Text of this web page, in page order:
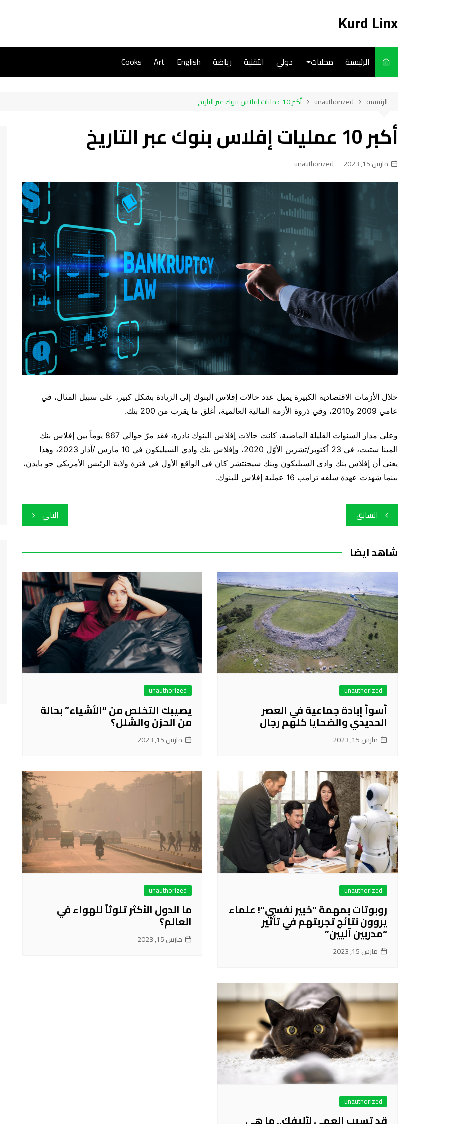
Kurd Linx
الرئيسية محليات
Cooks
دولي التقنية رياضة English
Art
Cooks
الرئيسية unauthorized أكبر 10 عمليات إفلاس بنوك عبر التاريخ
أكبر 10 عمليات إفلاس بنوك عبر التاريخ
مارس 15, 2023 unauthorized
خلال الأزمات الاقتصادية الكبيرة يميل عدد حالات إفلاس البنوك إلى الزيادة بشكل كبير، على سبيل المثال، في
عامي 2009 و2010، وفي ذروة الأزمة المالية العالمية، أغلق ما يقرب من 200 بنك.
وعلى مدار السنوات القليلة الماضية، كانت حالات إفلاس البنوك نادرة، فقد مرّ حوالي 867 يوماً بين إفلاس بنك
المينا ستيت، في 23 أكتوبر/تشرين الأوّل 2020، وإفلاس بنك وادي السيليكون في 10 مارس /آذار 2023، وهذا
يعني أن إفلاس بنك وادي السيليكون وبنك سيجنتشر كان في الواقع الأول في فترة ولاية الرئيس الأمريكي جو بايدن،
بينما شهدت عهدة سلفه ترامب 16 عملية إفلاس للبنوك.
تصفّح
المقالات
السابق التالي
شاهد ايضا
unauthorized
أسوأ إبادة جماعية في العصر
الحديدي والضحايا كلهم رجال
مارس 15, 2023
unauthorized
يصيبك التخلص من “الأشياء” بحالة
من الحزن والشلل؟
مارس 15, 2023
unauthorized
روبوتات بمهمة “خبير نفسي”! علماء
يروون نتائج تجربتهم في تأثير
“مدربين آليين”
مارس 15, 2023
unauthorized
ما الدول الأكثر تلوثاً للهواء في
العالم؟
مارس 15, 2023
unauthorized